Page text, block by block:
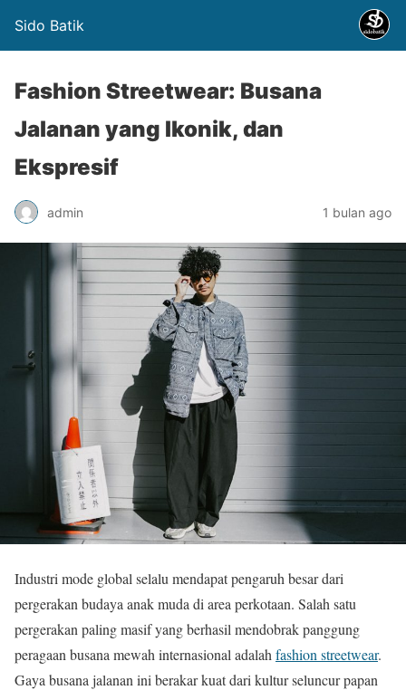
Sido Batik
Fashion Streetwear: Busana
Jalanan yang Ikonik, dan
Ekspresif
admin 1 bulan ago
Industri mode global selalu mendapat pengaruh besar dari
pergerakan budaya anak muda di area perkotaan. Salah satu
pergerakan paling masif yang berhasil mendobrak panggung
peragaan busana mewah internasional adalah fashion streetwear.
Gaya busana jalanan ini berakar kuat dari kultur seluncur papan